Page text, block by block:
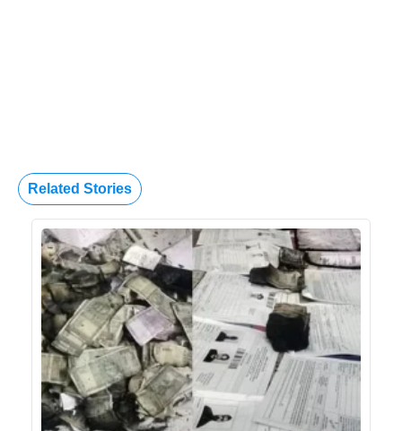
Related Stories